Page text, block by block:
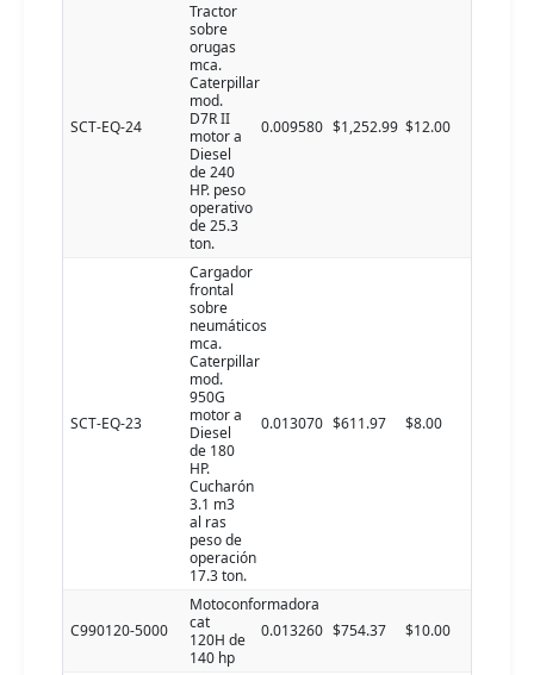
SCT-EQ-24
Tractor
sobre
orugas
mca.
Caterpillar
mod.
D7R II
motor a
Diesel
de 240
HP. peso
operativo
de 25.3
ton.
0.009580 $1,252.99 $12.00
SCT-EQ-23
Cargador
frontal
sobre
neumáticos
mca.
Caterpillar
mod.
950G
motor a
Diesel
de 180
HP.
Cucharón
3.1 m3
al ras
peso de
operación
17.3 ton.
0.013070 $611.97 $8.00
C990120-5000
Motoconformadora
cat
120H de
140 hp
0.013260 $754.37 $10.00